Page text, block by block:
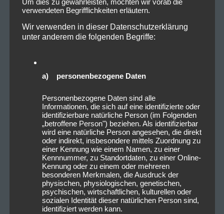
Um dies zu gewährleisten, möchten wir vorab die
verwendeten Begrifflichkeiten erläutern.
Wir verwenden in dieser Datenschutzerklärung
unter anderem die folgenden Begriffe:
a) personenbezogene Daten
Personenbezogene Daten sind alle
Informationen, die sich auf eine identifizierte oder
identifizierbare natürliche Person (im Folgenden
„betroffene Person") beziehen. Als identifizierbar
wird eine natürliche Person angesehen, die direkt
oder indirekt, insbesondere mittels Zuordnung zu
einer Kennung wie einem Namen, zu einer
Kennnummer, zu Standortdaten, zu einer Online-
Kennung oder zu einem oder mehreren
besonderen Merkmalen, die Ausdruck der
physischen, physiologischen, genetischen,
psychischen, wirtschaftlichen, kulturellen oder
sozialen Identität dieser natürlichen Person sind,
identifiziert werden kann.